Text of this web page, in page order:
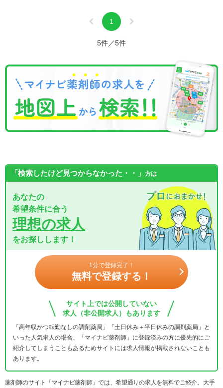
1
5件／5件
「検索したけど見つからなかった・・」 方は
あなたの
希望条件に合う
理想の求人
をお探しします！
1分で登録完了！
無料で登録する！
サイト上では公開していない
求人（非公開求人）もあります
「高年収かつ転勤なしの調剤薬局」「土日休み＋平日休みの調剤薬局」と
いった人気求人の場合、「マイナビ薬剤師」に登録済みの方に優先的にご
紹介してしまうこともあるためサイトには求人情報が掲載されないことも
あります。
薬剤師のサイト「マイナビ薬剤師」では、希望通りの求人を無料でご紹介。大手